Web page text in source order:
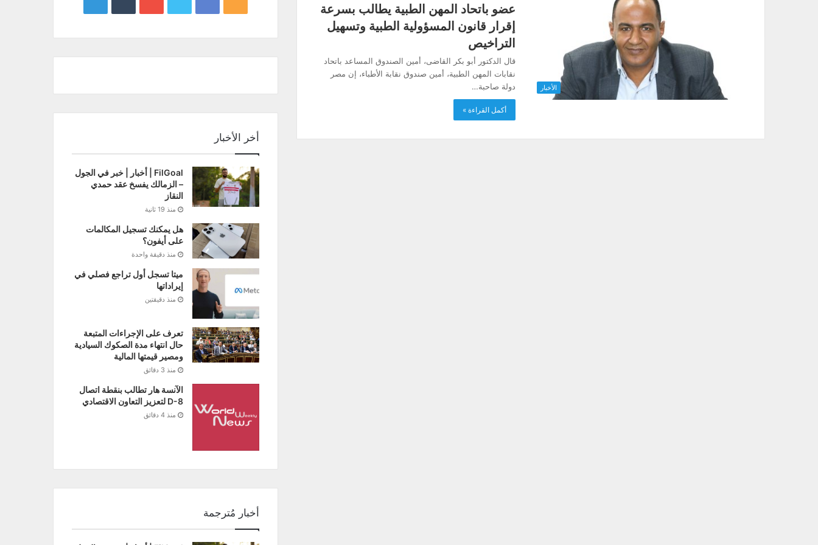
الأخبار
عضو باتحاد المهن الطبية يطالب بسرعة
إقرار قانون المسؤولية الطبية وتسهيل
التراخيص
قال الدكتور أبو بكر القاضى، أمين الصندوق المساعد باتحاد
نقابات المهن الطبية، أمين صندوق نقابة الأطباء، إن مصر
دولة صاحبة…
أكمل القراءة »
أخر الأخبار
FilGoal | أخبار | خبر في الجول
– الزمالك يفسخ عقد حمدي
النقاز
منذ 19 ثانية
هل يمكنك تسجيل المكالمات
على أيفون؟
منذ دقيقة واحدة
ميتا تسجل أول تراجع فصلي في
إيراداتها
منذ دقيقتين
تعرف على الإجراءات المتبعة
حال انتهاء مدة الصكوك السيادية
ومصير قيمتها المالية
منذ 3 دقائق
الآنسة هار تطالب بنقطة اتصال
D-8 لتعزيز التعاون الاقتصادي
منذ 4 دقائق
أخبار مُترجمة